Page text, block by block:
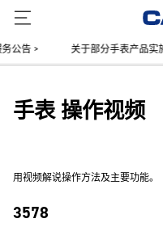
公告 > 关于部分手表产品实
手表 操作视频
用视频解说操作方法及主要功能。
3578